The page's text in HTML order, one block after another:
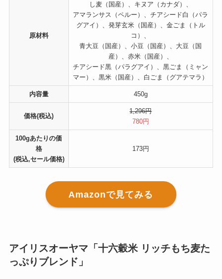
原材料
し麦（国産）、キヌア（カナダ）、
アマランサス（ペルー）、チアシード白（パラ
グアイ）、発芽玄米（国産）、金ごま（トル
コ）、
青大豆（国産）、小豆（国産）、大豆（国
産）、赤米（国産）、
チアシード黒（パラグアイ）、黒ごま（ミャン
マー）、黒米（国産）、白ごま（グアテマラ）
内容量 450g
価格(税込)
1,296円
780円
100gあたりの価
格
(税込,セール価格)
173円
Amazonで見てみる
アイリスオーヤマ「十六穀米 リッチもち麦た
っぷりブレンド」